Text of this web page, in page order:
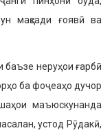
мақсади ғоявӣ ва
баъзе неруҳои ғарбӣ
ба фоҷеаҳо дучор
маъюскунанда
устод Рӯдакӣ,